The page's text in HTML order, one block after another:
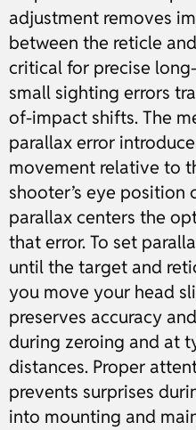
adjustment removes
between the reticle
critical for precise
small sighting errors
of-impact shifts. The
parallax error
movement relative to
shooter’s eye position
parallax centers the
that error. To set
until the target and
you move your head
preserves accuracy
during zeroing and at
distances. Proper
prevents surprises
into mounting and